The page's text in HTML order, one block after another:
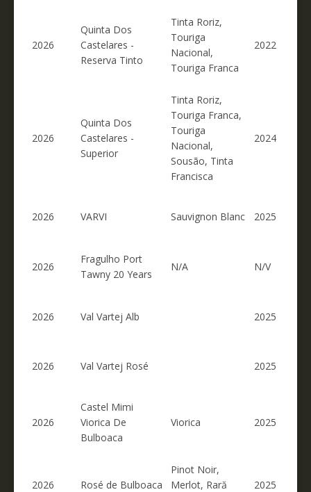
2026
Quinta Dos
Castelares -
Reserva Tinto
Tinta Roriz,
Touriga
Nacional,
Touriga Franca
2022
2026
Quinta Dos
Castelares -
Superior
Tinta Roriz,
Touriga Franca,
Touriga
Nacional,
Sousão, Tinta
Francisca
2024
2026 VARVI Sauvignon Blanc 2025
2026
Fragulho Port
Tawny 20 Years
N/A N/V
2026 Val Vartej Alb 2025
2026 Val Vartej Rosé 2025
2026
Castel Mimi
Viorica De
Bulboaca
Viorica 2025
2026 Rosé de Bulboaca
Pinot Noir,
Merlot, Rară
2025